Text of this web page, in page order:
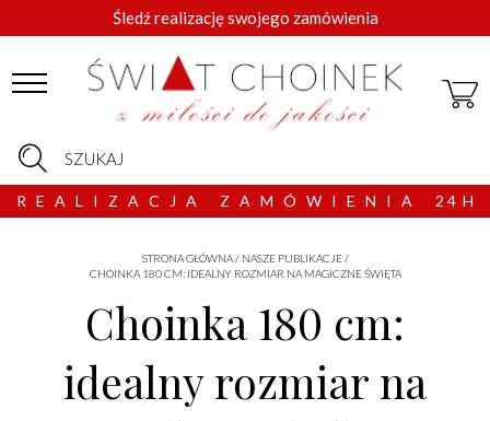
SZUKAJ
Śledź realizację swojego zamówienia
R E A L I Z A C J A Z A M Ó W I E N I A 2 4 H
STRONA GŁÓWNA/ NASZE PUBLIKACJE/
CHOINKA 180 CM: IDEALNY ROZMIAR NA MAGICZNE ŚWIĘTA
Choinka 180 cm:
idealny rozmiar na